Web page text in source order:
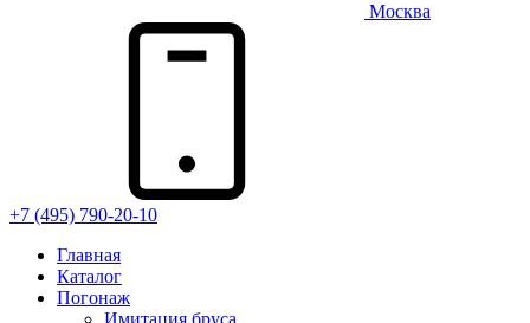
Москва
+7 (495) 790-20-10
Главная
Каталог
Погонаж
Имитация бруса